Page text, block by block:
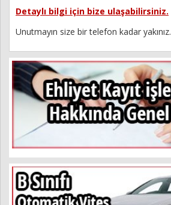
Detaylı bilgi için bize ulaşabilirsiniz.
Unutmayın size bir telefon kadar yakınız.